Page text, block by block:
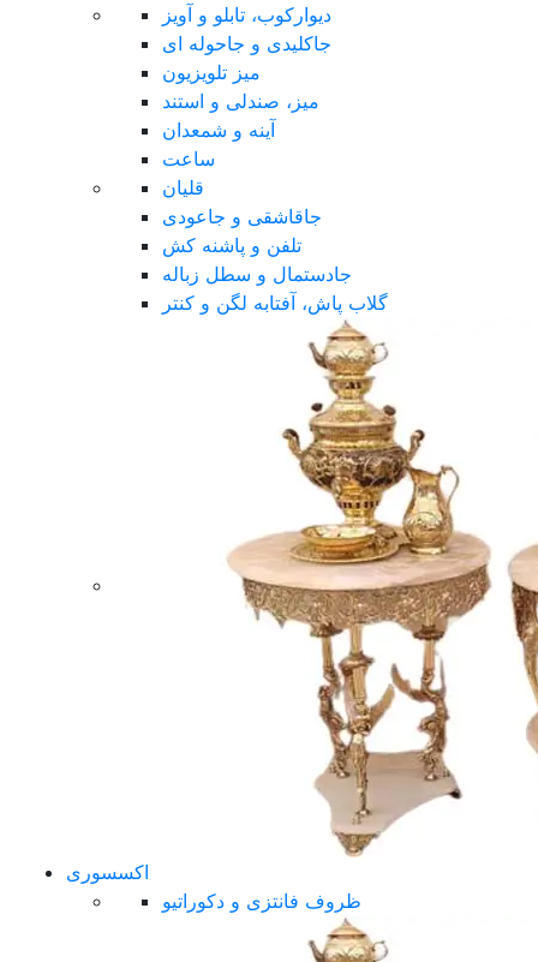
دیوارکوب، تابلو و آویز
جاکلیدی و جاحوله ای
میز تلویزیون
میز، صندلی و استند
آینه و شمعدان
ساعت
قلیان
جاقاشقی و جاعودی
تلفن و پاشنه کش
جادستمال و سطل زباله
گلاب پاش، آفتابه لگن و کنتر
اکسسوری
ظروف فانتزی و دکوراتیو